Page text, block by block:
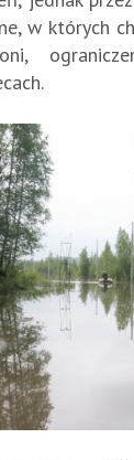
w których